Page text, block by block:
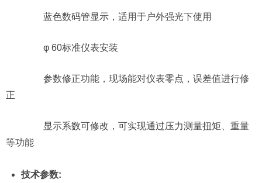
蓝色数码管显示，适用于户外强光下使用
φ 60标准仪表安装
参数修正功能，现场能对仪表零点，误差值进行修
正
显示系数可修改，可实现通过压力测量扭矩、重量
等功能
技术参数: